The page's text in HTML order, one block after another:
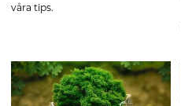
våra tips.